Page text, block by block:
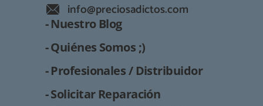
info@preciosadictos.com
- Nuestro Blog
- Quiénes Somos ;)
- Profesionales / Distribuidor
- Solicitar Reparación